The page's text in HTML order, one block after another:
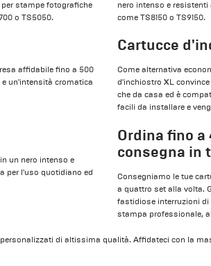
stampe fotografiche
o TS5050.
nero intenso e
come TS8150 o TS9150.
affidabile fino a 500
un'intensità cromatica
Cartucce
Come alternativa
d'inchiostro XL
che da casa ed è
facili da installare e
un nero intenso e
per l'uso quotidiano ed
Ordina fino
consegna in
Consegniamo le tue
a quattro set alla volta.
fastidiose interruzioni di
stampa professionale,
di altissima qualità. Affidateci con la